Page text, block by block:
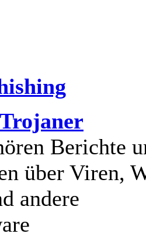
Berichte
über Viren,
andere